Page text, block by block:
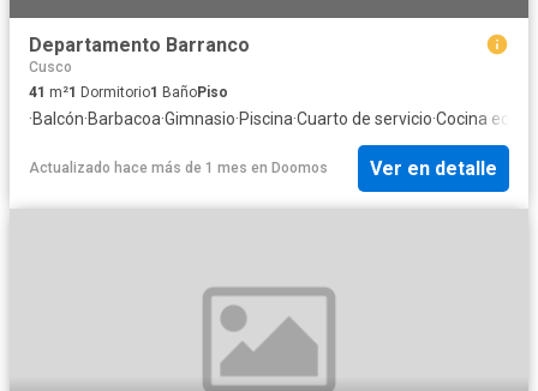
Departamento Barranco
Cusco
41 m²1 Dormitorio1 BañoPiso
·Balcón·Barbacoa·Gimnasio·Piscina·Cuarto de servicio·Cocina
Actualizado hace más de 1 mes en Doomos Ver en detalle